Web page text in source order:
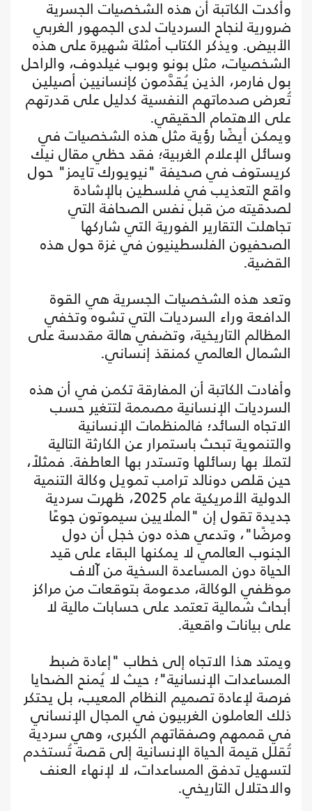
وأكدت الكاتبة أن هذه الشخصيات الجسرية
ضرورية لنجاح السرديات لدى الجمهور الغربي
الأبيض. ويذكر الكتاب أمثلة شهيرة على هذه
الشخصيات، مثل بونو وبوب غيلدوف، والراحل
بول فارمر، الذين يُقدَّمون كإنسانيين أصيلين
تُعرض صدماتهم النفسية كدليل على قدرتهم
على الاهتمام الحقيقي.
ويمكن أيضًا رؤية مثل هذه الشخصيات في
وسائل الإعلام الغربية؛ فقد حظي مقال نيك
كريستوف في صحيفة "نيويورك تايمز" حول
واقع التعذيب في فلسطين بالإشادة
لصدقيته من قبل نفس الصحافة التي
تجاهلت التقارير الفورية التي شاركها
الصحفيون الفلسطينيون في غزة حول هذه
القضية.
وتعد هذه الشخصيات الجسرية هي القوة
الدافعة وراء السرديات التي تشوه وتخفي
المظالم التاريخية، وتضفي هالة مقدسة على
الشمال العالمي كمنقذ إنساني.
وأفادت الكاتبة أن المفارقة تكمن في أن هذه
السرديات الإنسانية مصممة لتتغير حسب
الاتجاه السائد؛ فالمنظمات الإنسانية
والتنموية تبحث باستمرار عن الكارثة التالية
لتملأ بها رسائلها وتستدر بها العاطفة. فمثلاً،
حين قلص دونالد ترامب تمويل وكالة التنمية
الدولية الأمريكية عام 2025، ظهرت سردية
جديدة تقول إن "الملايين سيموتون جوعًا
ومرضًا"، وتدعي هذه دون خجل أن دول
الجنوب العالمي لا يمكنها البقاء على قيد
الحياة دون المساعدة السخية من آلاف
موظفي الوكالة، مدعومة بتوقعات من مراكز
أبحاث شمالية تعتمد على حسابات مالية لا
على بيانات واقعية.
ويمتد هذا الاتجاه إلى خطاب "إعادة ضبط
المساعدات الإنسانية"؛ حيث لا يُمنح الضحايا
فرصة لإعادة تصميم النظام المعيب، بل يحتكر
ذلك العاملون الغربيون في المجال الإنساني
في قممهم وصفقاتهم الكبرى، وهي سردية
تُقلل قيمة الحياة الإنسانية إلى قصة تُستخدم
لتسهيل تدفق المساعدات، لا لإنهاء العنف
والاحتلال التاريخي.